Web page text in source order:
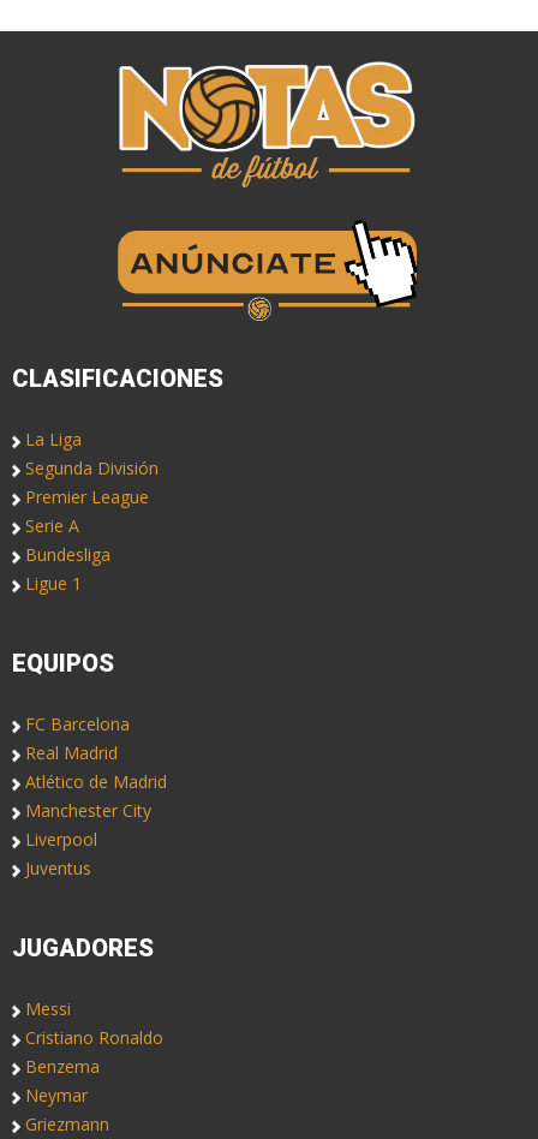
CLASIFICACIONES
La Liga
Segunda División
Premier League
Serie A
Bundesliga
Ligue 1
EQUIPOS
FC Barcelona
Real Madrid
Atlético de Madrid
Manchester City
Liverpool
Juventus
JUGADORES
Messi
Cristiano Ronaldo
Benzema
Neymar
Griezmann